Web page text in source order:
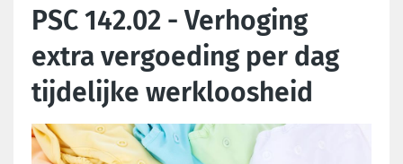
PSC 142.02 - Verhoging
extra vergoeding per dag
tijdelijke werkloosheid